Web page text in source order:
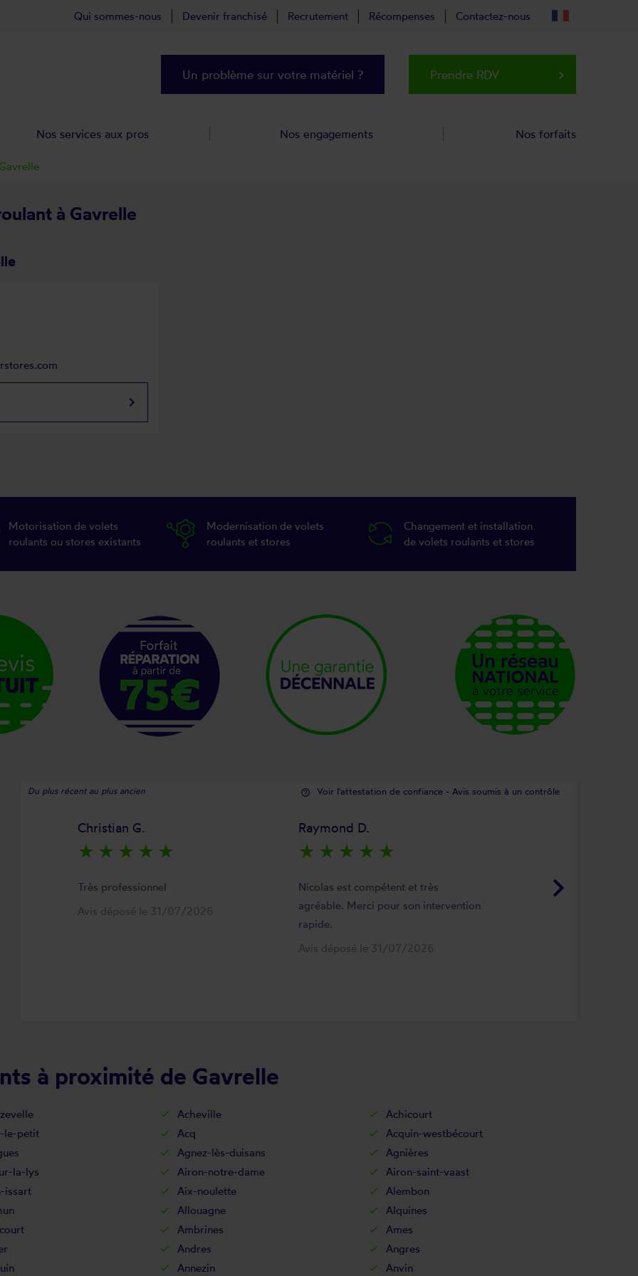
à Gavrelle
keyboard_arrow_right
Motorisation de volets
roulants ou stores existants
Modernisation de volets
roulants et stores
Changement et installation
de volets roulants et stores
Du plus récent au plus ancien help_outline Voir l'attestation de confiance - Avis soumis à un contrôle
keyboard_arrow_right
Christian G.
star_rate star_rate star_rate star_rate star_rate
Très professionnel
Avis déposé le 31/07/2026
Raymond D.
star_rate star_rate star_rate star_rate star_rate
Nicolas est compétent et très
agréable. Merci pour son intervention
rapide.
Avis déposé le 31/07/2026
à proximité de Gavrelle
Acheville
Achicourt
le-petit Acq
Acquin-westbécourt
Agnez-lès-duisans
Agnières
la-lys Airon-notre-dame
Airon-saint-vaast
issart Aix-noulette
Alembon
Allouagne
Alquines
Ambrines
Ames
Andres
Angres
Annezin
Anvin
Gavrelle
Qui sommes-nous Devenir franchisé Recrutement Récompenses Contactez-nous
Un problème sur votre matériel ? Prendre RDV keyboard_arrow_right
Nos services aux pros Nos engagements Nos forfaits